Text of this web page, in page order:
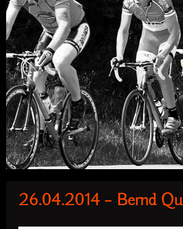
26.04.2014 – Bernd